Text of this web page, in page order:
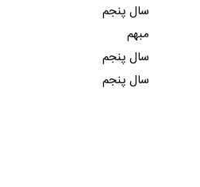
سال پنجم
مبهم
سال پنجم
سال پنجم